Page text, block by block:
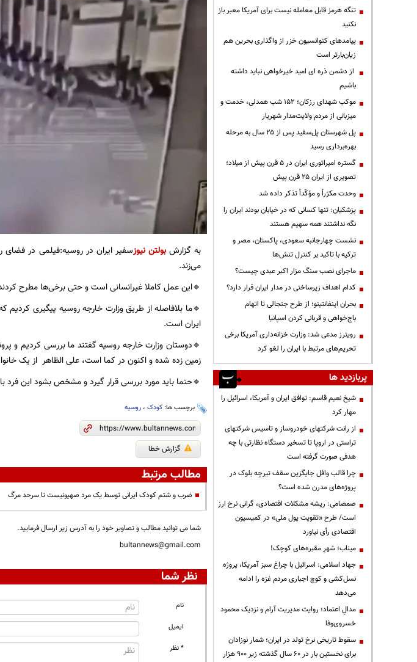
به گزارش بولتن نیوزسفیر ایران در روسیه:فیلمی در
می‌زند.
🔹این عمل کاملا غیرانسانی است و حتی برخی‌ها مطرح
🔹ما بلافاصله از طریق وزارت خارجه روسیه پیگیری
ایران است.
🔹دوستان وزارت خارجه روسیه گفتند ما بررسی کردیم و
زمین زده شده و اکنون در کما است، علی الظاهر از یک
🔹حتما باید مورد بررسی قرار گیرد و مشخص بشود این فرد
برچسب ها: کودک، روسیه
گزارش خطا
مطالب مرتبط
ضرب و شتم کودک ایرانی توسط یک مرد صهیونیست تا سرحد مرگ
شما می توانید مطالب و تصاویر خود را به آدرس زیر ارسال فرمایید.
bultannews@gmail.com
نظر شما
نام
ایمیل
* نظر
تنگه هرمز قابل معامله نیست برای آمریکا معبر باز
نکنید
پیامدهای کنوانسیون خزر از واگذاری بحرین هم
زیان‌بارتر است
از دشمن ذره ای امید خیرخواهی نباید داشته
باشیم
موکب شهدای رزکان؛ ۱۵۲ شب همدلی، خدمت و
میزبانی از مردم ولایت‌مدار شهریار
پل شهرستان پل‌سفید پس از ۲۵ سال به مرحله
بهره‌برداری رسید
گستره امپراتوری ایران در ۵ قرن پیش از میلاد؛
تصویری از ایران ۲۵ قرن پیش
وحدت مکرّراً و مؤکّداً تذکر داده شد
پزشکیان: تنها کسانی که در خیابان بودند ایران را
نگه نداشتند همه سهیم هستند
نشست چهارجانبه سعودی، پاکستان، مصر و
ترکیه با تاکید بر کنترل تنش‌ها
ماجرای نصب سنگ مزار اکبر عبدی چیست؟
کدام اهداف زیرساختی در مدار ایران قرار دارد؟
بحران اینفانتینو؛ از طرح جنجالی تا اتهام
باج‌خواهی و قربانی کردن اسپانیا
رویترز مدعی شد: وزارت خزانه‌داری آمریکا برخی
تحریم‌های مرتبط با ایران را لغو کرد
پربازدید ها
شیخ نعیم قاسم: توافق ایران و آمریکا، اسرائیل را
مهار کرد
از رانت‌ شرکتهای خودروساز و تاسیس شرکتهای
تراستی در اروپا تا تسخیر دستگاه نظارتی با چه
هدفی صورت گرفته است
چرا قالب وافل جایگزین سقف تیرچه بلوک در
پروژه‌های مدرن شده است؟
صمصامی: ریشه مشکلات اقتصادی، گرانی نرخ ارز
است/ طرح «تقویت پول ملی» در کمیسیون
اقتصادی رأی نیاورد
میناب؛ شهرِ مقبره‌های کوچک!
جهاد اسلامی: اسرائیل با چراغ سبز آمریکا، پروژه
نسل‌کشی و کوچ اجباری مردم غزه را ادامه
می‌دهد
مدالِ اعتماد؛ روایت مدیریت آرام و نزدیک محمود
خسروی‌وفا
سقوط تاریخی نرخ تولد در ایران؛ شمار نوزادان
برای نخستین بار در ۶۰ سال گذشته زیر ۹۰۰ هزار